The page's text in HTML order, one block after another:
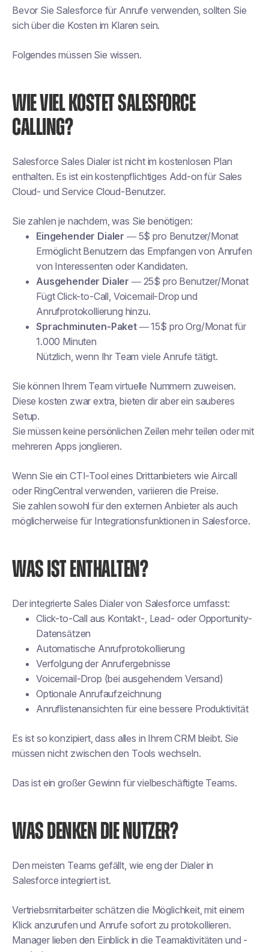
Bevor Sie Salesforce für Anrufe verwenden, sollten Sie
sich über die Kosten im Klaren sein.
Folgendes müssen Sie wissen.
WIE VIEL KOSTET SALESFORCE
CALLING?
Salesforce Sales Dialer ist nicht im kostenlosen Plan
enthalten. Es ist ein kostenpflichtiges Add-on für Sales
Cloud- und Service Cloud-Benutzer.
Sie zahlen je nachdem, was Sie benötigen:
Eingehender Dialer — 5$ pro Benutzer/Monat
Ermöglicht Benutzern das Empfangen von Anrufen
von Interessenten oder Kandidaten.
Ausgehender Dialer — 25$ pro Benutzer/Monat
Fügt Click-to-Call, Voicemail-Drop und
Anrufprotokollierung hinzu.
Sprachminuten-Paket— 15$ pro Org/Monat für
1.000 Minuten
Nützlich, wenn Ihr Team viele Anrufe tätigt.
Sie können Ihrem Team virtuelle Nummern zuweisen.
Diese kosten zwar extra, bieten dir aber ein sauberes
Setup.
Sie müssen keine persönlichen Zeilen mehr teilen oder mit
mehreren Apps jonglieren.
Wenn Sie ein CTI-Tool eines Drittanbieters wie Aircall
oder RingCentral verwenden, variieren die Preise.
Sie zahlen sowohl für den externen Anbieter als auch
möglicherweise für Integrationsfunktionen in Salesforce.
WAS IST ENTHALTEN?
Der integrierte Sales Dialer von Salesforce umfasst:
Click-to-Call aus Kontakt-, Lead- oder Opportunity-
Datensätzen
Automatische Anrufprotokollierung
Verfolgung der Anrufergebnisse
Voicemail-Drop (bei ausgehendem Versand)
Optionale Anrufaufzeichnung
Anruflistenansichten für eine bessere Produktivität
Es ist so konzipiert, dass alles in Ihrem CRM bleibt. Sie
müssen nicht zwischen den Tools wechseln.
Das ist ein großer Gewinn für vielbeschäftigte Teams.
WAS DENKEN DIE NUTZER?
Den meisten Teams gefällt, wie eng der Dialer in
Salesforce integriert ist.
Vertriebsmitarbeiter schätzen die Möglichkeit, mit einem
Klick anzurufen und Anrufe sofort zu protokollieren.
Manager lieben den Einblick in die Teamaktivitäten und -